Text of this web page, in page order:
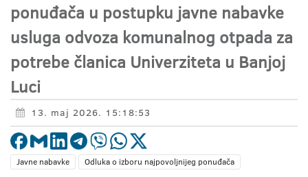
ponuđača u postupku javne nabavke
usluga odvoza komunalnog otpada za
potrebe članica Univerziteta u Banjoj
Luci
13. maj 2026. 15:18:53
Javne nabavke
Odluka o izboru najpovoljnijeg ponuđača